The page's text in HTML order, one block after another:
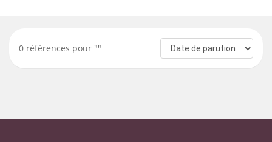
0 références pour ""